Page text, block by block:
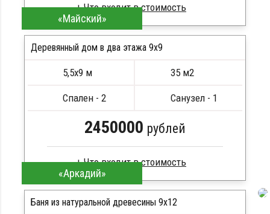
Брус естественной влажности
Стропила, балки 50х200 мм
Метизы, саморезы, гвозди
ПОДРОБНЕЕ
«Майский»
Деревянный дом в два этажа 9x9
5,5х9 м 35 м2
Спален - 2 Санузел - 1
2450000 рублей
Профилированный брус
Стропила, балки 50х200 мм
«Аркадий»
Баня из натуральной древесины 9х12